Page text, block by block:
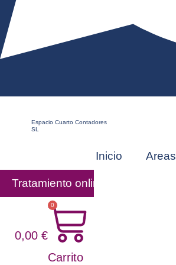
Espacio Cuarto Contadores
SL
Inicio Areas
Tratamiento online
0,00 €
0
Carrito